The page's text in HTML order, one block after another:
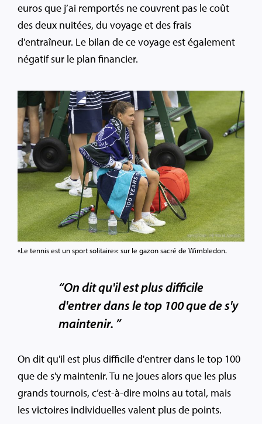
euros que j’ai remportés ne couvrent pas le coût
des deux nuitées, du voyage et des frais
d'entraîneur. Le bilan de ce voyage est également
négatif sur le plan financier.
«Le tennis est un sport solitaire»: sur le gazon sacré de Wimbledon.
“On dit qu'il est plus difficile
d'entrer dans le top 100 que de s'y
maintenir. ”
On dit qu'il est plus difficile d'entrer dans le top 100
que de s'y maintenir. Tu ne joues alors que les plus
grands tournois, c’est-à-dire moins au total, mais
les victoires individuelles valent plus de points.